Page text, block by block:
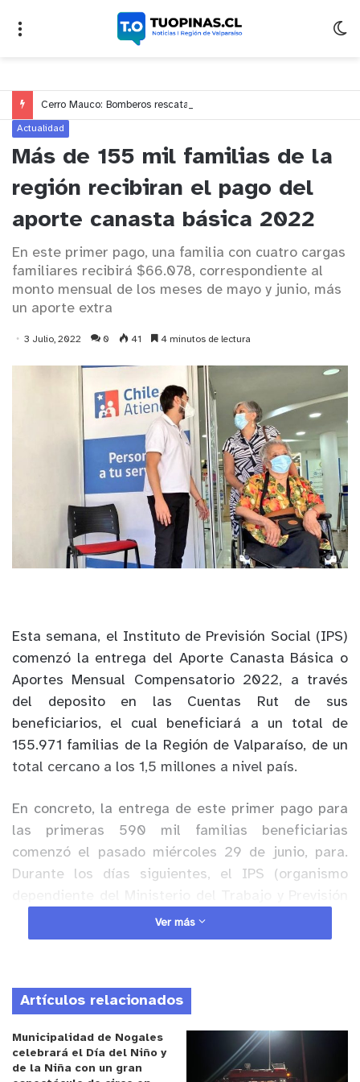
Actualidad
Más de 155 mil familias de la
región recibiran el pago del
aporte canasta básica 2022
En este primer pago, una familia con cuatro cargas
familiares recibirá $66.078, correspondiente al
monto mensual de los meses de mayo y junio, más
un aporte extra
3 Julio, 2022 0 41 4 minutos de lectura
Esta semana, el Instituto de Previsión Social (IPS)
comenzó la entrega del Aporte Canasta Básica o
Aportes Mensual Compensatorio 2022, a través
del deposito en las Cuentas Rut de sus
beneficiarios, el cual beneficiará a un total de
155.971 familias de la Región de Valparaíso, de un
total cercano a los 1,5 millones a nivel país.
En concreto, la entrega de este primer pago para
las primeras 590 mil familias beneficiarias
comenzó el pasado miércoles 29 de junio, para.
Durante los días siguientes, el IPS (organismo
Social) continuará pagando el beneficio hasta
completar el total país, que recibirán su pago
Anuncio Patrocinado
Recordemos que este aporte es un beneficio del
Estado creado a través de la Ley N°21.456 y
destinado para ayudar a las familias a compensar
Ver más
Artículos relacionados
Municipalidad de Nogales
celebrará el Día del Niño y
de la Niña con un gran